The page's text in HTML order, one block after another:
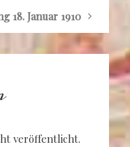
18. Januar 1910
veröffentlicht.